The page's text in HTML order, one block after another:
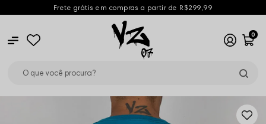
Frete grátis em compras a partir de R$299,99
0